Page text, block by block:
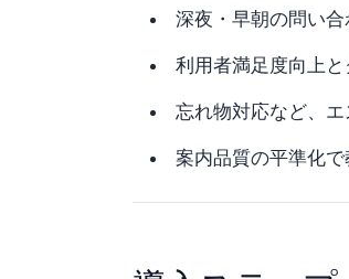
深夜・早朝の問い
利用者満足度向上
忘れ物対応など、
案内品質の平準化